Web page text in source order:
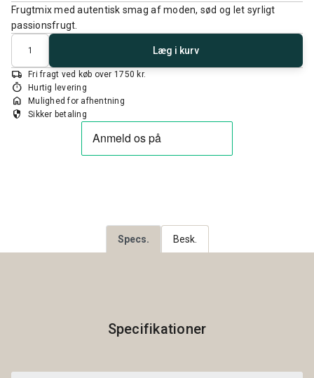
Frugtmix med autentisk smag af moden, sød og let syrligt
passionsfrugt.
Antal
Læg i kurv
local_shipping Fri fragt ved køb over 1750 kr.
timer Hurtig levering
home Mulighed for afhentning
security Sikker betaling
Specs. Besk.
Specifikationer